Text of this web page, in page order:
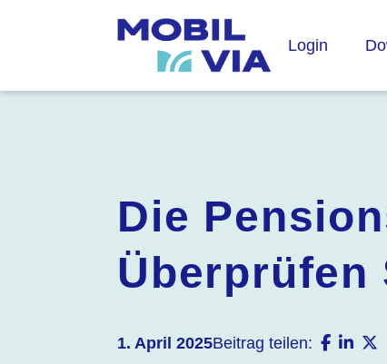
Login
Die
Überprüfen
1. April 2025Beitrag teilen: